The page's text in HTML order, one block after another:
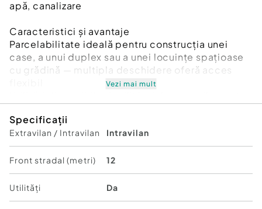
apă, canalizare
Caracteristici și avantaje
Parcelabilitate ideală pentru construcția unei
case, a unui duplex sau a unei locuințe spațioase
cu grădină — multipla deschidere oferă acces
Zona dezvoltată: amplasat in zona strada Barițiu,
într-o zonă rezidențială accesibilă, cu potențial
semnificativ de valorizare
Cod ofertă / ID BLITZ: P151748
Id intern: P151748
Vezi mai mult
Specificații
Extravilan / Intravilan Intravilan
Front stradal (metri) 12
Utilități Da